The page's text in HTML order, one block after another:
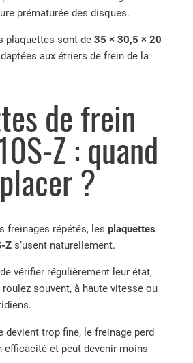
prématurée des disques.
plaquettes sont de 35 × 30,5 × 20
aux étriers de frein de la
de frein
Z : quand
?
freinages répétés, les plaquettes
Z s’usent naturellement.
vérifier régulièrement leur état,
souvent, à haute vitesse ou
devient trop fine, le freinage perd
efficacité et peut devenir moins